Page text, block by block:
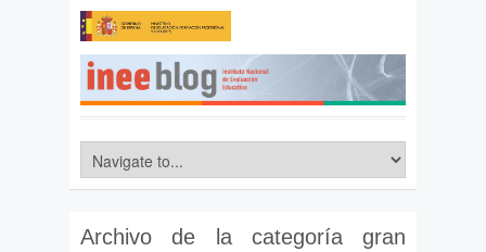
Archivo de la categoría gran